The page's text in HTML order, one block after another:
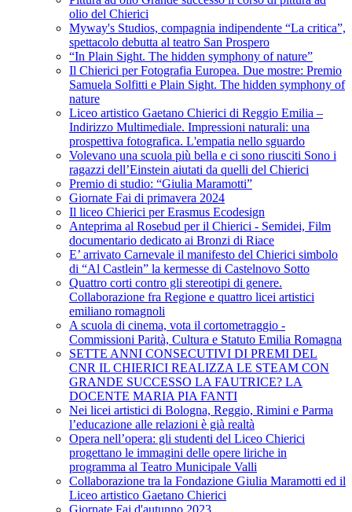
olio del Chierici
Myway's Studios, compagnia indipendente “La critica”,
spettacolo debutta al teatro San Prospero
“In Plain Sight. The hidden symphony of nature”
Il Chierici per Fotografia Europea. Due mostre: Premio
Samuela Solfitti e Plain Sight. The hidden symphony of
nature
Liceo artistico Gaetano Chierici di Reggio Emilia –
Indirizzo Multimediale. Impressioni naturali: una
prospettiva fotografica. L'empatia nello sguardo
Volevano una scuola più bella e ci sono riusciti Sono i
ragazzi dell’Einstein aiutati da quelli del Chierici
Premio di studio: “Giulia Maramotti”
Giornate Fai di primavera 2024
Il liceo Chierici per Erasmus Ecodesign
Anteprima al Rosebud per il Chierici - Semidei, Film
documentario dedicato ai Bronzi di Riace
E’ arrivato Carnevale il manifesto del Chierici simbolo
di “Al Castlein” la kermesse di Castelnovo Sotto
Quattro corti contro gli stereotipi di genere.
Collaborazione fra Regione e quattro licei artistici
emiliano romagnoli
A scuola di cinema, vota il cortometraggio -
Commissioni Parità, Cultura e Statuto Emilia Romagna
SETTE ANNI CONSECUTIVI DI PREMI DEL
CNR IL CHIERICI REALIZZA LE STEAM CON
GRANDE SUCCESSO LA FAUTRICE? LA
DOCENTE MARIA PIA FANTI
Nei licei artistici di Bologna, Reggio, Rimini e Parma
l’educazione alle relazioni è già realtà
Opera nell’opera: gli studenti del Liceo Chierici
progettano le immagini delle opere liriche in
programma al Teatro Municipale Valli
Collaborazione tra la Fondazione Giulia Maramotti ed il
Liceo artistico Gaetano Chierici